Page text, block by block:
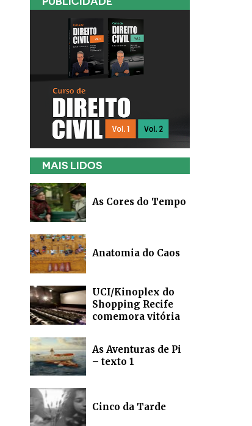
MAIS LIDOS
As Cores do Tempo
Anatomia do Caos
UCI/Kinoplex do
Shopping Recife
comemora vitória
As Aventuras de Pi
– texto 1
Cinco da Tarde